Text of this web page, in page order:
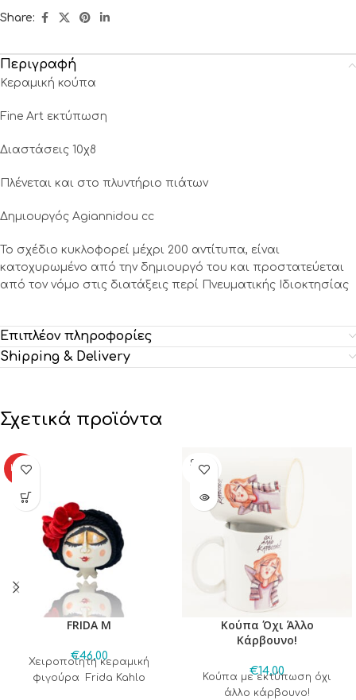
Share:
Περιγραφή
Κεραμική κούπα
Fine Art εκτύπωση
Διαστάσεις 10χ8
Πλένεται και στο πλυντήριο πιάτων
Δημιουργός Agiannidou cc
Το σχέδιο κυκλοφορεί μέχρι 200 αντίτυπα, είναι
κατοχυρωμένο από την δημιουργό του και προστατεύεται
από τον νόμο στις διατάξεις περί Πνευματικής Ιδιοκτησίας
Επιπλέον πληροφορίες
Shipping & Delivery
Σχετικά προϊόντα
HOT
FRIDA M
€46,00
Χειροποίητη κεραμική
φιγούρα Frida Kahlo
SOLD
OUT
Κούπα Όχι Άλλο
Κάρβουνο!
€14,00
Κούπα με εκτύπωση όχι
άλλο κάρβουνο!